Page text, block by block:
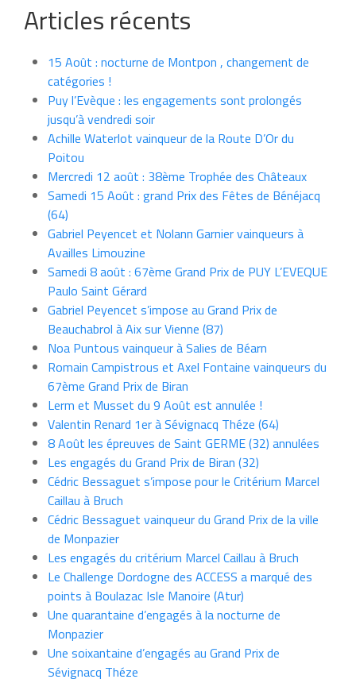
Articles récents
15 Août : nocturne de Montpon , changement de
catégories !
Puy l’Evèque : les engagements sont prolongés
jusqu’à vendredi soir
Achille Waterlot vainqueur de la Route D’Or du
Poitou
Mercredi 12 août : 38ème Trophée des Châteaux
Samedi 15 Août : grand Prix des Fêtes de Bénéjacq
(64)
Gabriel Peyencet et Nolann Garnier vainqueurs à
Availles Limouzine
Samedi 8 août : 67ème Grand Prix de PUY L’EVEQUE
Paulo Saint Gérard
Gabriel Peyencet s’impose au Grand Prix de
Beauchabrol à Aix sur Vienne (87)
Noa Puntous vainqueur à Salies de Béarn
Romain Campistrous et Axel Fontaine vainqueurs du
67ème Grand Prix de Biran
Lerm et Musset du 9 Août est annulée !
Valentin Renard 1er à Sévignacq Théze (64)
8 Août les épreuves de Saint GERME (32) annulées
Les engagés du Grand Prix de Biran (32)
Cédric Bessaguet s’impose pour le Critérium Marcel
Caillau à Bruch
Cédric Bessaguet vainqueur du Grand Prix de la ville
de Monpazier
Les engagés du critérium Marcel Caillau à Bruch
Le Challenge Dordogne des ACCESS a marqué des
points à Boulazac Isle Manoire (Atur)
Une quarantaine d’engagés à la nocturne de
Monpazier
Une soixantaine d’engagés au Grand Prix de
Sévignacq Théze